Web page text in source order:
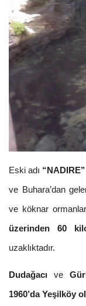
Eski adı “NADIRE’’
ve Buhara’dan
ve köknar
üzerinden 60
uzaklıktadır.
Dudağacı ve
1960’da Yeşilköy